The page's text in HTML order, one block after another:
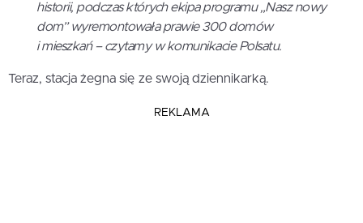
historii, podczas których ekipa programu „Nasz nowy
dom” wyremontowała prawie 300 domów
i mieszkań – czytamy w komunikacie Polsatu.
Teraz, stacja żegna się ze swoją dziennikarką.
REKLAMA